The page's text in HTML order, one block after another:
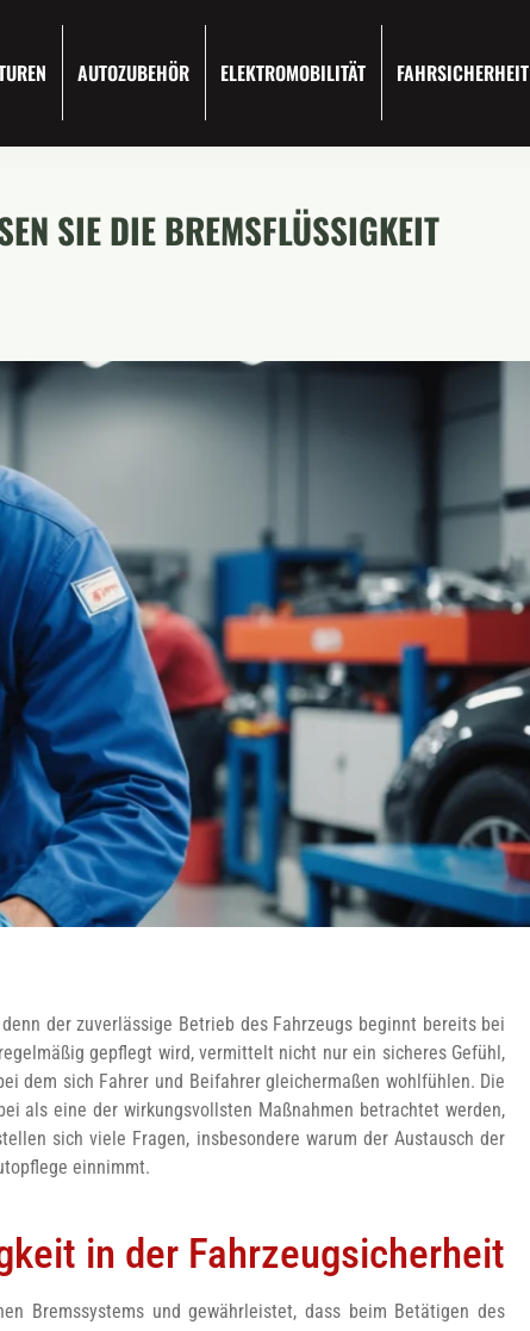
AUTOZUBEHÖR ELEKTROMOBILITÄT FAHRSICHERHEIT
SIE DIE BREMSFLÜSSIGKEIT
der zuverlässige Betrieb des Fahrzeugs beginnt bereits bei
gepflegt wird, vermittelt nicht nur ein sicheres Gefühl,
dem sich Fahrer und Beifahrer gleichermaßen wohlfühlen. Die
als eine der wirkungsvollsten Maßnahmen betrachtet werden,
sich viele Fragen, insbesondere warum der Austausch der
einnimmt.
in der Fahrzeugsicherheit
Bremssystems und gewährleistet, dass beim Betätigen des